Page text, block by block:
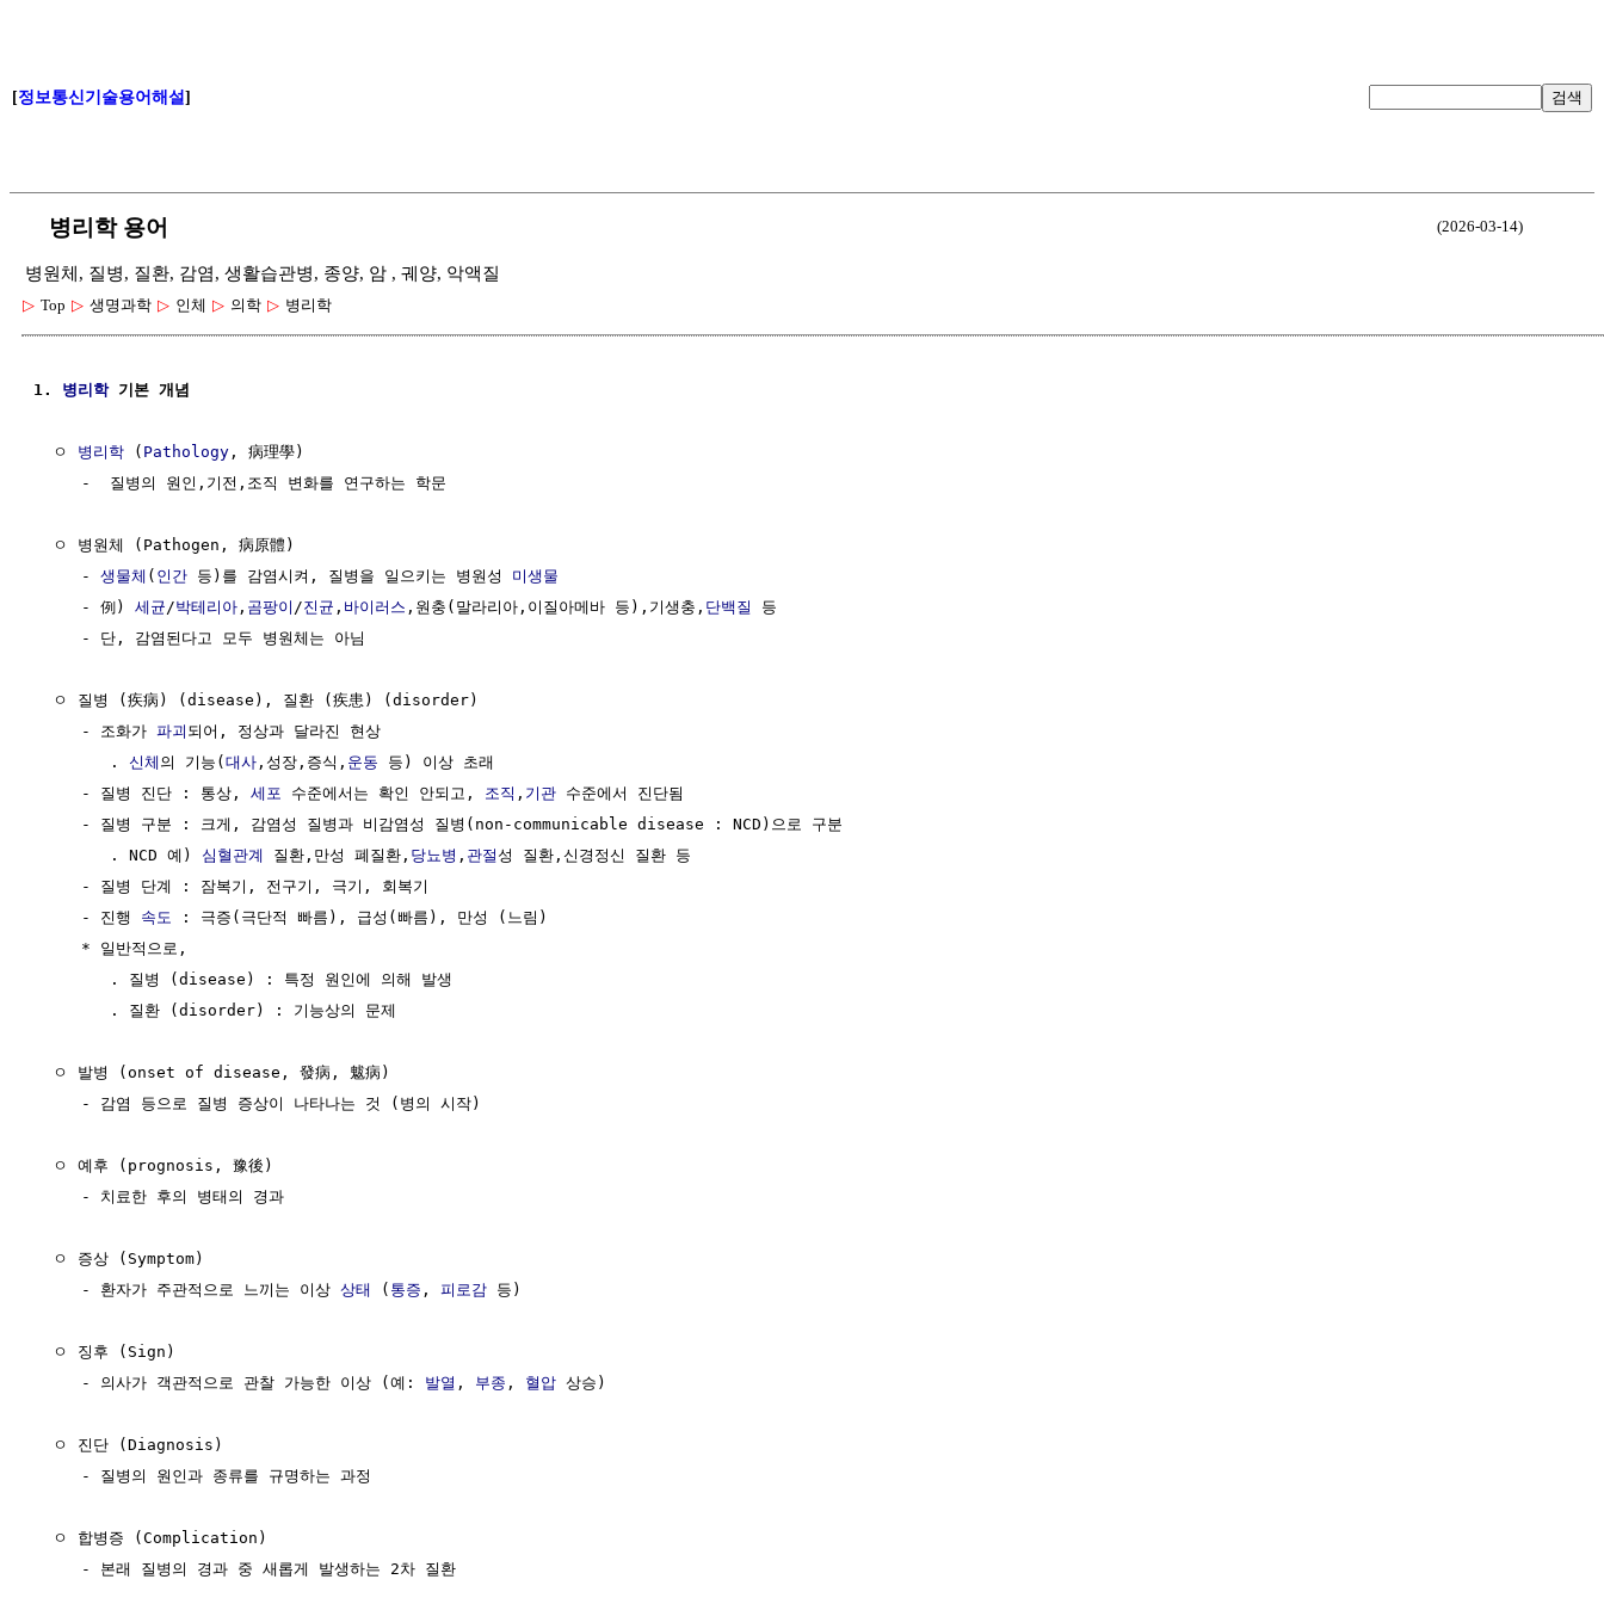
[정보통신기술용어해설] 검색
병리학 용어 (2026-03-14)
병원체, 질병, 질환, 감염, 생활습관병, 종양, 암 , 궤양, 악액질
▷ Top ▷ 생명과학 ▷ 인체 ▷ 의학 ▷ 병리학
1. 병리학 기본 개념
  ㅇ
병리학 ( Pathology , 病理學)
     -  질병의 원인,기전,조직 변화를 연구하는 학문
  ㅇ 병원체 (Pathogen, 病原體)
     -
생물체 ( 인간 등)를 감염시켜, 질병을 일으키는 병원성 미생물
     - 例)
세균 /박테리아 , 곰팡이 /진균 , 바이러스 ,원충(말라리아,이질아메바 등),기생충, 단백질
등
     - 단, 감염된다고 모두 병원체는 아님
  ㅇ 질병 (疾病) (disease), 질환 (疾患) (disorder)
     - 조화가
파괴 되어, 정상과 달라진 현상
        .
신체 의 기능(대사 ,성장,증식, 운동 등) 이상 초래
     - 질병 진단 : 통상,
세포 수준에서는 확인 안되고, 조직 , 기관 수준에서 진단됨
     - 질병 구분 : 크게, 감염성 질병과 비감염성 질병(non-communicable disease : NCD)으로 구분
        . NCD 예)
심혈관계 질환,만성 폐질환, 당뇨병 , 관절 성 질환,신경정신 질환 등
     - 질병 단계 : 잠복기, 전구기, 극기, 회복기
     - 진행
속도
: 극증(극단적 빠름), 급성(빠름), 만성 (느림)
     * 일반적으로,
        . 질병 (disease) : 특정 원인에 의해 발생
        . 질환 (disorder) : 기능상의 문제
  ㅇ 발병 (onset of disease, 發病, 魃病)
     - 감염 등으로 질병 증상이 나타나는 것 (병의 시작)
  ㅇ 예후 (prognosis, 豫後)
     - 치료한 후의 병태의 경과
  ㅇ 증상 (Symptom)
     - 환자가 주관적으로 느끼는 이상
상태 ( 통증 , 피로감 등)
  ㅇ 징후 (Sign)
     - 의사가 객관적으로 관찰 가능한 이상 (예:
발열 , 부종 , 혈압 상승)
  ㅇ 진단 (Diagnosis)
     - 질병의 원인과 종류를 규명하는 과정
  ㅇ 합병증 (Complication)
     - 본래 질병의 경과 중 새롭게 발생하는 2차 질환